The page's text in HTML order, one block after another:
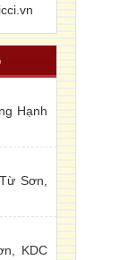
Hạnh
Sơn,
KDC